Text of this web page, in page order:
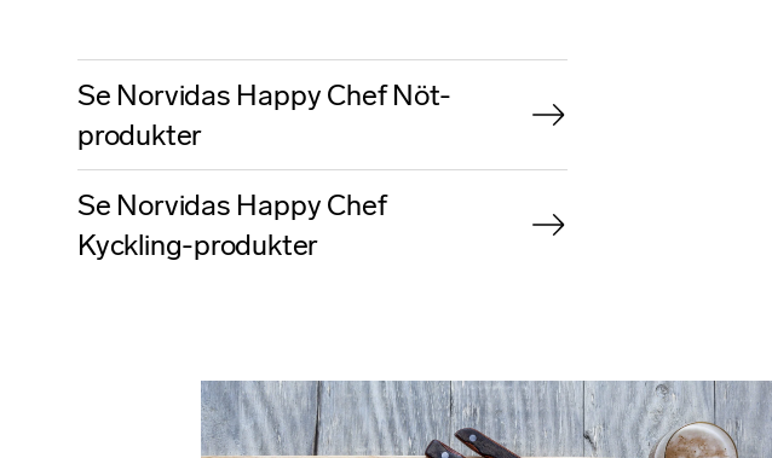
Se Norvidas Happy Chef Nöt-
produkter
Se Norvidas Happy Chef
Kyckling-produkter